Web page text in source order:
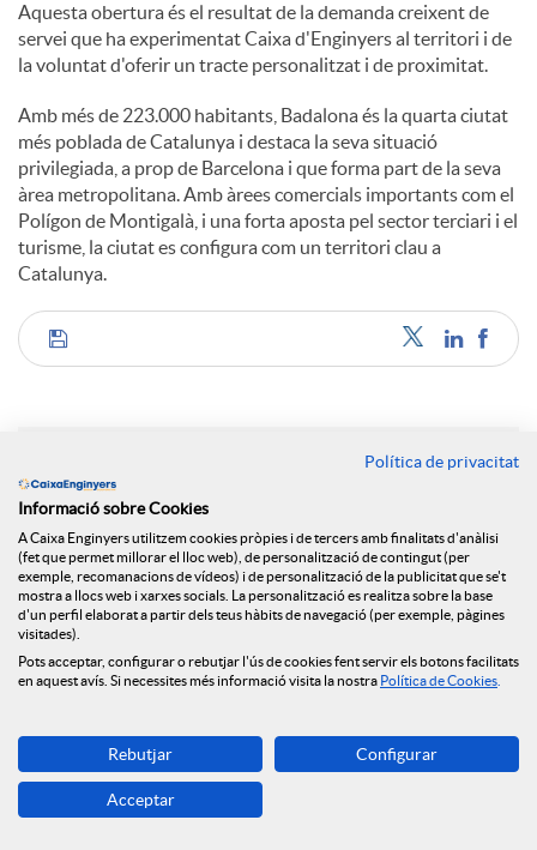
Aquesta obertura és el resultat de la demanda creixent de
servei que ha experimentat Caixa d'Enginyers al territori i de
la voluntat d'oferir un tracte personalitzat i de proximitat.
Amb més de 223.000 habitants, Badalona és la quarta ciutat
més poblada de Catalunya i destaca la seva situació
privilegiada, a prop de Barcelona i que forma part de la seva
àrea metropolitana. Amb àrees comercials importants com el
Polígon de Montigalà, i una forta aposta pel sector terciari i el
turisme, la ciutat es configura com un territori clau a
Catalunya.
C
m
p
a
r
t
Notícies relacionades
NEWS & YOU núm.12
Caixa Enginyers segueix obrint oficines i arriba a
Caixa Enginyers preveu una segona meitat del
l’estabilitat econòmica
Caixa Enginyers preveu una segona meitat del
2026 marcada per la volatilitat geopolítica i
Política de privacitat
Informació sobre Cookies
A Caixa Enginyers utilitzem cookies pròpies i de tercers amb finalitats d'anàlisi
(fet que permet millorar el lloc web), de personalització de contingut (per
exemple, recomanacions de vídeos) i de personalització de la publicitat que se't
mostra a llocs web i xarxes socials. La personalització es realitza sobre la base
d'un perfil elaborat a partir dels teus hàbits de navegació (per exemple, pàgines
visitades).
Pots acceptar, configurar o rebutjar l'ús de cookies fent servir els botons facilitats
en aquest avís. Si necessites més informació visita la nostra Política de Cookies
Rebutjar Configurar
Acceptar